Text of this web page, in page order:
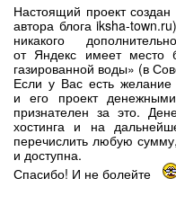
Настоящий проект
автора блога iksha-
никакого
от Яндекс имеет место
газированной воды» (в
Если у Вас есть желание
и его проект
признателен за это.
хостинга и на
перечислить любую
и доступна.
Спасибо! И не болейте